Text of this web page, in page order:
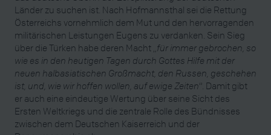
Länder zu suchen ist. Nach Hofmannsthal sei die Rettung
Österreichs vornehmlich dem Mut und den hervorragenden
militärischen Leistungen Eugens zu verdanken. Sein Sieg
über die Türken habe deren Macht „ für immer gebrochen, so
wie es in den heutigen Tagen durch Gottes Hilfe mit der
neuen halbasiatischen Großmacht, den Russen, geschehen
ist, und, wie wir hoffen wollen, auf ewige Zeiten“. Damit gibt
er auch eine eindeutige Wertung über seine Sicht des
Ersten Weltkriegs und die zentrale Rolle des Bündnisses
zwischen dem Deutschen Kaiserreich und der